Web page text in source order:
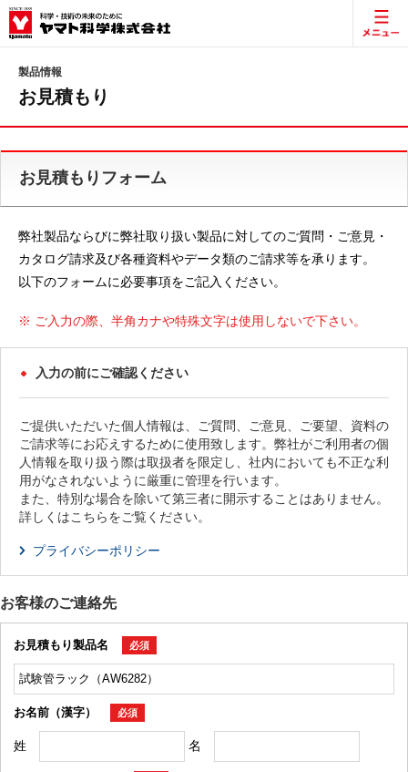
製品情報
お見積もり
お見積もりフォーム
弊社製品ならびに弊社取り扱い製品に対してのご質問・ご意見・
カタログ請求及び各種資料やデータ類のご請求等を承ります。
以下のフォームに必要事項をご記入ください。
※ ご入力の際、半角カナや特殊文字は使用しないで下さい。
入力の前にご確認ください
ご提供いただいた個人情報は、ご質問、ご意見、ご要望、資料の
ご請求等にお応えするために使用致します。弊社がご利用者の個
人情報を取り扱う際は取扱者を限定し、社内においても不正な利
用がなされないように厳重に管理を行います。
また、特別な場合を除いて第三者に開示することはありません。
詳しくはこちらをご覧ください。
プライバシーポリシー
お客様のご連絡先
お見積もり製品名 必須
お名前（漢字） 必須
姓 名